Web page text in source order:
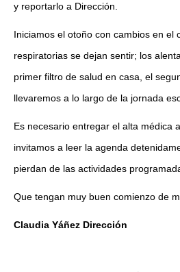
y reportarlo a Dirección.
Iniciamos el otoño con cambios en el
respiratorias se dejan sentir; los
primer filtro de salud en casa, el
llevaremos a lo largo de la jornada
Es necesario entregar el alta médica
invitamos a leer la agenda
pierdan de las actividades
Que tengan muy buen comienzo de
Claudia Yáñez Dirección